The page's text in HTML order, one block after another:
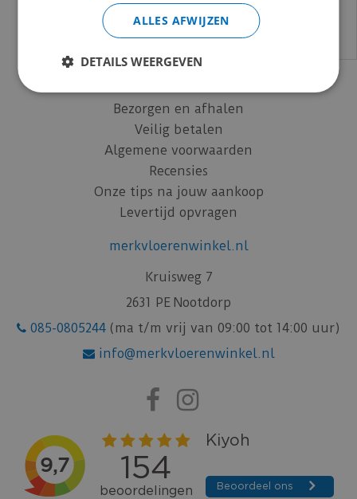
Informatie
Click PVC leggen
Bezorgen en afhalen
Veilig betalen
Algemene voorwaarden
Recensies
Onze tips na jouw aankoop
Levertijd opvragen
merkvloerenwinkel.nl
Kruisweg 7
2631 PE Nootdorp
085-0805244 (ma t/m vrij van 09:00 tot 14:00 uur)
info@merkvloerenwinkel.nl
info@merkvloerenwinkel.nl
ALLES AFWIJZEN
DETAILS WEERGEVEN